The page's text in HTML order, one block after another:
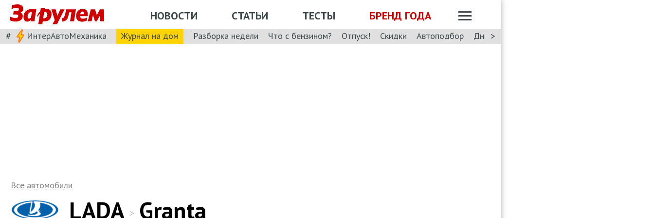
НОВОСТИ СТАТЬИ ТЕСТЫ БРЕНД ГОДА
# ИнтерАвтоМеханика Журнал на дом Разборка недели Что с бензином? Отпуск! Скидки Автоподбор Дневник: Лада Искра
>
Все автомобили
LADA > Granta